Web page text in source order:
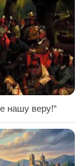
нашу веру!“